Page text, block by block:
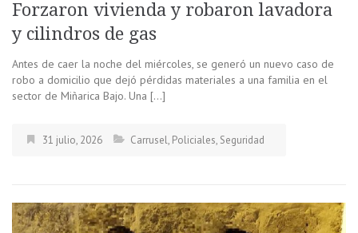
Forzaron vivienda y robaron lavadora
y cilindros de gas
Antes de caer la noche del miércoles, se generó un nuevo caso de
robo a domicilio que dejó pérdidas materiales a una familia en el
sector de Miñarica Bajo. Una […]
31 julio, 2026 Carrusel, Policiales, Seguridad